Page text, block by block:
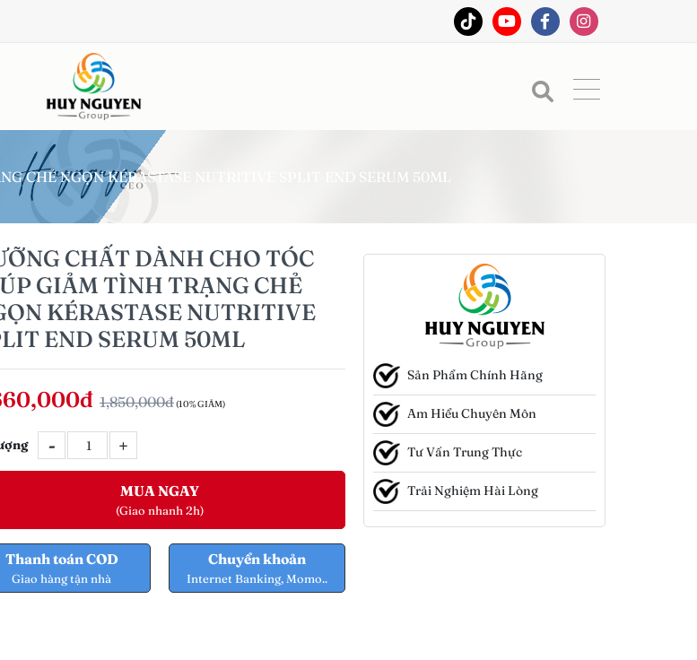
CHẺ NGỌN KÉRASTASE NUTRITIVE SPLIT END SERUM 50ML
CHẤT DÀNH CHO TÓC
GIẢM TÌNH TRẠNG CHẺ
KÉRASTASE NUTRITIVE
END SERUM 50ML
1,850,000đ(10% GIẢM)
- +
MUA NGAY
(Giao nhanh 2h)
Thanh toán COD
Giao hàng tận nhà
Chuyển khoản
Internet Banking, Momo..
Sản Phẩm Chính Hãng
Am Hiểu Chuyên Môn
Tư Vấn Trung Thực
Trải Nghiệm Hài Lòng